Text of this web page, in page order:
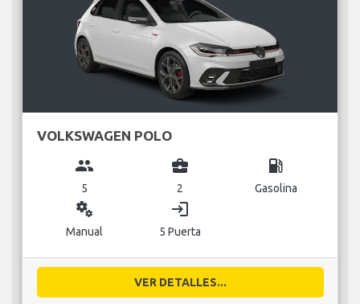
VOLKSWAGEN POLO
group
5
business_center
2
local_gas_station
Gasolina
miscellaneous_services
Manual
login
5 Puerta
VER DETALLES...